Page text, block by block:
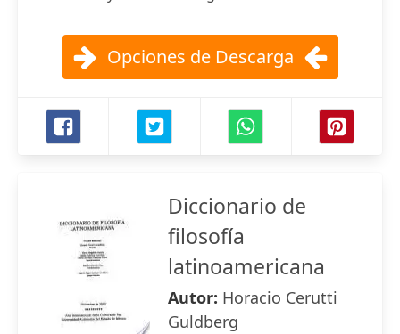
Opciones de Descarga
Diccionario de
filosofía
latinoamericana
Autor: Horacio Cerutti
Guldberg